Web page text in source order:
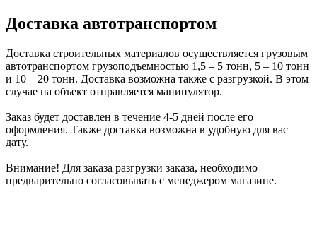
Доставка автотранспортом
Доставка строительных материалов осуществляется грузовым
автотранспортом грузоподъемностью 1,5 – 5 тонн, 5 – 10 тонн
и 10 – 20 тонн. Доставка возможна также с разгрузкой. В этом
случае на объект отправляется манипулятор.
Заказ будет доставлен в течение 4-5 дней после его
оформления. Также доставка возможна в удобную для вас
дату.
Внимание! Для заказа разгрузки заказа, необходимо
предварительно согласовывать с менеджером магазине.